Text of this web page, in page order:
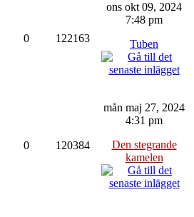
0 122163
ons okt 09, 2024
7:48 pm
Tuben
0 120384
mån maj 27, 2024
4:31 pm
Den stegrande
kamelen